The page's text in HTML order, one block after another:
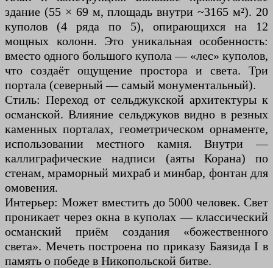
здание (55 × 69 м, площадь внутри ~3165 м²). 20
куполов (4 ряда по 5), опирающихся на 12
мощных колонн. Это уникальная особенность:
вместо одного большого купола — «лес» куполов,
что создаёт ощущение простора и света. Три
портала (северный — самый монументальный).
Стиль: Переход от сельджукской архитектуры к
османской. Влияние сельджуков видно в резных
каменных порталах, геометрическом орнаменте,
использовании местного камня. Внутри —
каллиграфические надписи (аяты Корана) по
стенам, мраморный михраб и минбар, фонтан для
омовения.
Интерьер: Может вместить до 5000 человек. Свет
проникает через окна в куполах — классический
османский приём создания «божественного
света». Мечеть построена по приказу Баязида I в
память о победе в Никопольской битве.